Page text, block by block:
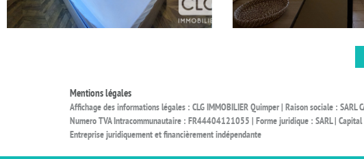
Mentions légales
Affichage des informations légales : CLG IMMOBILIER Quimper | Raison sociale :
Numero TVA Intracommunautaire : FR44404121055 | Forme juridique : SARL |
Entreprise juridiquement et financièrement indépendante